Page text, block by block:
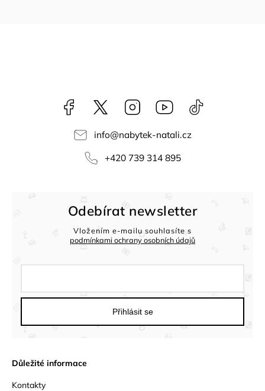
Facebook NataliNabytek
Instagram YouTube
info@nabytek-natali.cz
+420 739 314 895
Důležité informace
Kontakty
Odebírat newsletter
Vložením e-mailu souhlasíte s
podmínkami ochrany osobních údajů
Přihlásit se